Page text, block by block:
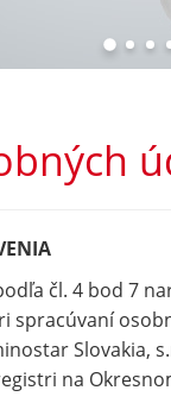
čl. 4 bod 7
spracúvaní
Slovakia,
na